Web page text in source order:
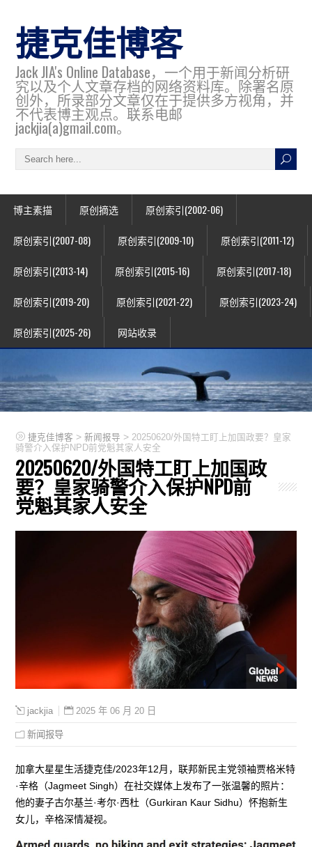
捷克佳博客
Jack JIA's Online Database，一个用于新闻分析研
究以及个人文章存档的网络资料库。除署名原
创外，所录部分文章仅在于提供多方视角，并
不代表博主观点。联系电邮
jackjia(a)gmail.com。
博主素描 原创摘选 原创索引(2002-06)
原创索引(2007-08) 原创索引(2009-10) 原创索引(2011-12)
原创索引(2013-14) 原创索引(2015-16) 原创索引(2017-18)
原创索引(2019-20) 原创索引(2021-22) 原创索引(2023-24)
原创索引(2025-26) 网站收录
捷克佳博客 >新闻报导 > 20250620/外国特工盯上加国政要？皇家
骑警介入保护NPD前党魁其家人安全
20250620/外国特工盯上加国政
要？皇家骑警介入保护NPD前
党魁其家人安全
jackjia 2025 年 06 月 20 日
新闻报导
加拿大星星生活捷克佳/2023年12月，联邦新民主党领袖贾格米特
·辛格（Jagmeet Singh）在社交媒体上发布了一张温馨的照片：
他的妻子古尔基兰·考尔·西杜（Gurkiran Kaur Sidhu）怀抱新生
女儿，辛格深情凝视。